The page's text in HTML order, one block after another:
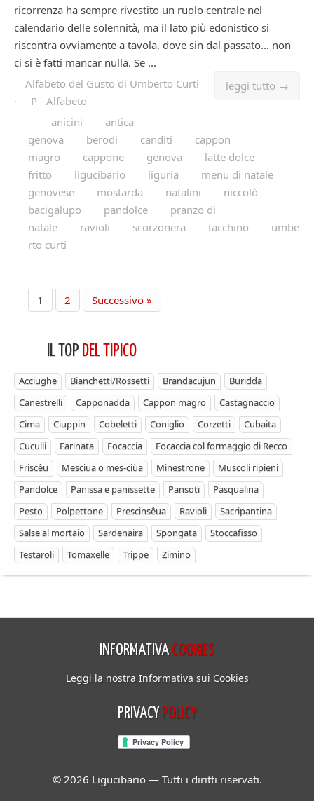
ricorrenza ha sempre rivestito un ruolo centrale nel
calendario delle solennità, ma il lato più edonistico si
riscontra ovviamente a tavola, dove sin dal passato… non
ci si è fatti mancar nulla. Se ...
leggi tutto →
Alfabeto del Gusto di Umberto Curti
·
P - Alfabeto
anicini
antica
genova
berodi canditi
cappon
magro
cappone genova
latte dolce
fritto
ligucibario liguria
menu di natale
genovese
mostarda natalini
niccolò
bacigalupo
pandolce
pranzo di
natale
ravioli scorzonera tacchino
umbe
rto curti
1 2 Successivo »
IL TOP DEL TIPICO
Acciughe Bianchetti/Rossetti Brandacujun
Buridda
Canestrelli
Capponadda Cappon magro
Castagnaccio
Cima
Ciuppin Cobeletti Coniglio Corzetti
Cubaita
Cuculli
Farinata Focaccia
Focaccia col formaggio di Recco
Friscêu
Mesciua o mes-ciùa Minestrone
Muscoli ripieni
Pandolce
Panissa e panissette Pansoti
Pasqualina
Pesto
Polpettone Prescinsêua Ravioli
Sacripantina
Salse al mortaio
Sardenaira Spongata
Stoccafisso
Testaroli
Tomaxelle Trippe Zimino
INFORMATIVA COOKIES
Leggi la nostra Informativa sui Cookies
PRIVACY POLICY
© 2026 Ligucibario — Tutti i diritti riservati.